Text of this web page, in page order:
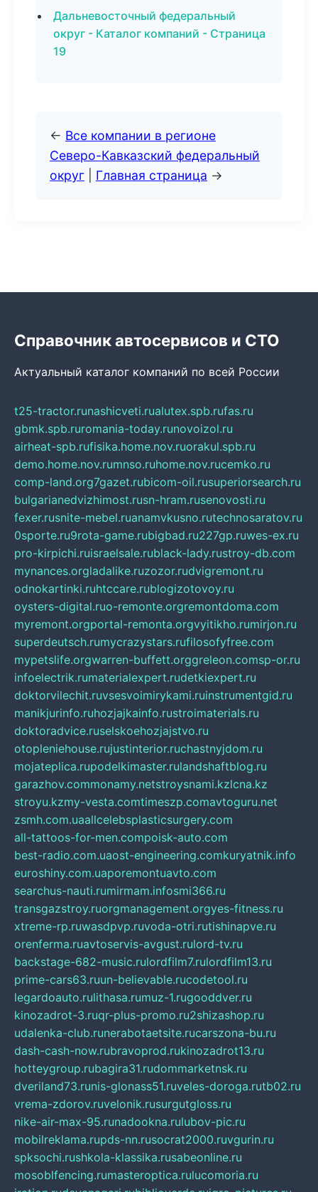
Дальневосточный федеральный
округ - Каталог компаний - Страница
19
← Все компании в регионе
Северо-Кавказский федеральный
округ
Главная страница →
Справочник автосервисов и СТО
Актуальный каталог компаний по всей России
t25-tractor.runashicveti.rualutex.spb.rufas.ru
gbmk.spb.ruromania-today.runovoizol.ru
airheat-spb.rufisika.home.nov.ruorakul.spb.ru
demo.home.nov.rumnso.ruhome.nov.rucemko.ru
comp-land.org7gazet.rubicom-oil.rusuperiorsearch.ru
bulgarianedvizhimost.rusn-hram.rusenovosti.ru
fexer.rusnite-mebel.ruanamvkusno.rutechnosaratov.ru
0sporte.ru9rota-game.rubigbad.ru227gp.ruwes-ex.ru
pro-kirpichi.ruisraelsale.rublack-lady.rustroy-db.com
mynances.orgladalike.ruzozor.rudvigremont.ru
odnokartinki.ruhtccare.rublogizotovoy.ru
oysters-digital.ruo-remonte.orgremontdoma.com
myremont.orgportal-remonta.orgvyitikho.rumirjon.ru
superdeutsch.rumycrazystars.rufilosofyfree.com
mypetslife.orgwarren-buffett.orggreleon.comsp-or.ru
infoelectrik.rumaterialexpert.rudetkiexpert.ru
doktorvilechit.ruvsesvoimirykami.ruinstrumentgid.ru
manikjurinfo.ruhozjajkainfo.rustroimaterials.ru
doktoradvice.ruselskoehozjajstvo.ru
otopleniehouse.rujustinterior.ruchastnyjdom.ru
mojateplica.rupodelkimaster.rulandshaftblog.ru
garazhov.commonamy.netstroysnami.kzlcna.kz
stroyu.kzmy-vesta.comtimeszp.comavtoguru.net
zsmh.com.uaallcelebsplasticsurgery.com
all-tattoos-for-men.compoisk-auto.com
best-radio.com.uaost-engineering.comkuryatnik.info
euroshiny.com.uaporemontuavto.com
searchus-nauti.rumirmam.infosmi366.ru
transgazstroy.ruorgmanagement.orgyes-fitness.ru
xtreme-rp.ruwasdpvp.ruvoda-otri.rutishinapve.ru
orenferma.ruavtoservis-avgust.rulord-tv.ru
backstage-682-music.rulordfilm7.rulordfilm13.ru
prime-cars63.ruun-believable.rucodetool.ru
legardoauto.rulithasa.rumuz-1.rugooddver.ru
kinozadrot-3.ruqr-plus-promo.ru2shizashop.ru
udalenka-club.runerabotaetsite.rucarszona-bu.ru
dash-cash-now.rubravoprod.rukinozadrot13.ru
hotteygroup.rubagira31.rudommarketnsk.ru
dveriland73.runis-glonass51.ruveles-doroga.rutb02.ru
vrema-zdorov.ruvelonik.rusurgutgloss.ru
nike-air-max-95.runadookna.rulubov-pic.ru
mobilreklama.rupds-nn.rusocrat2000.ruvgurin.ru
spksochi.rushkola-klassika.rusabeonline.ru
mosoblfencing.rumasteroptica.rulucomoria.ru